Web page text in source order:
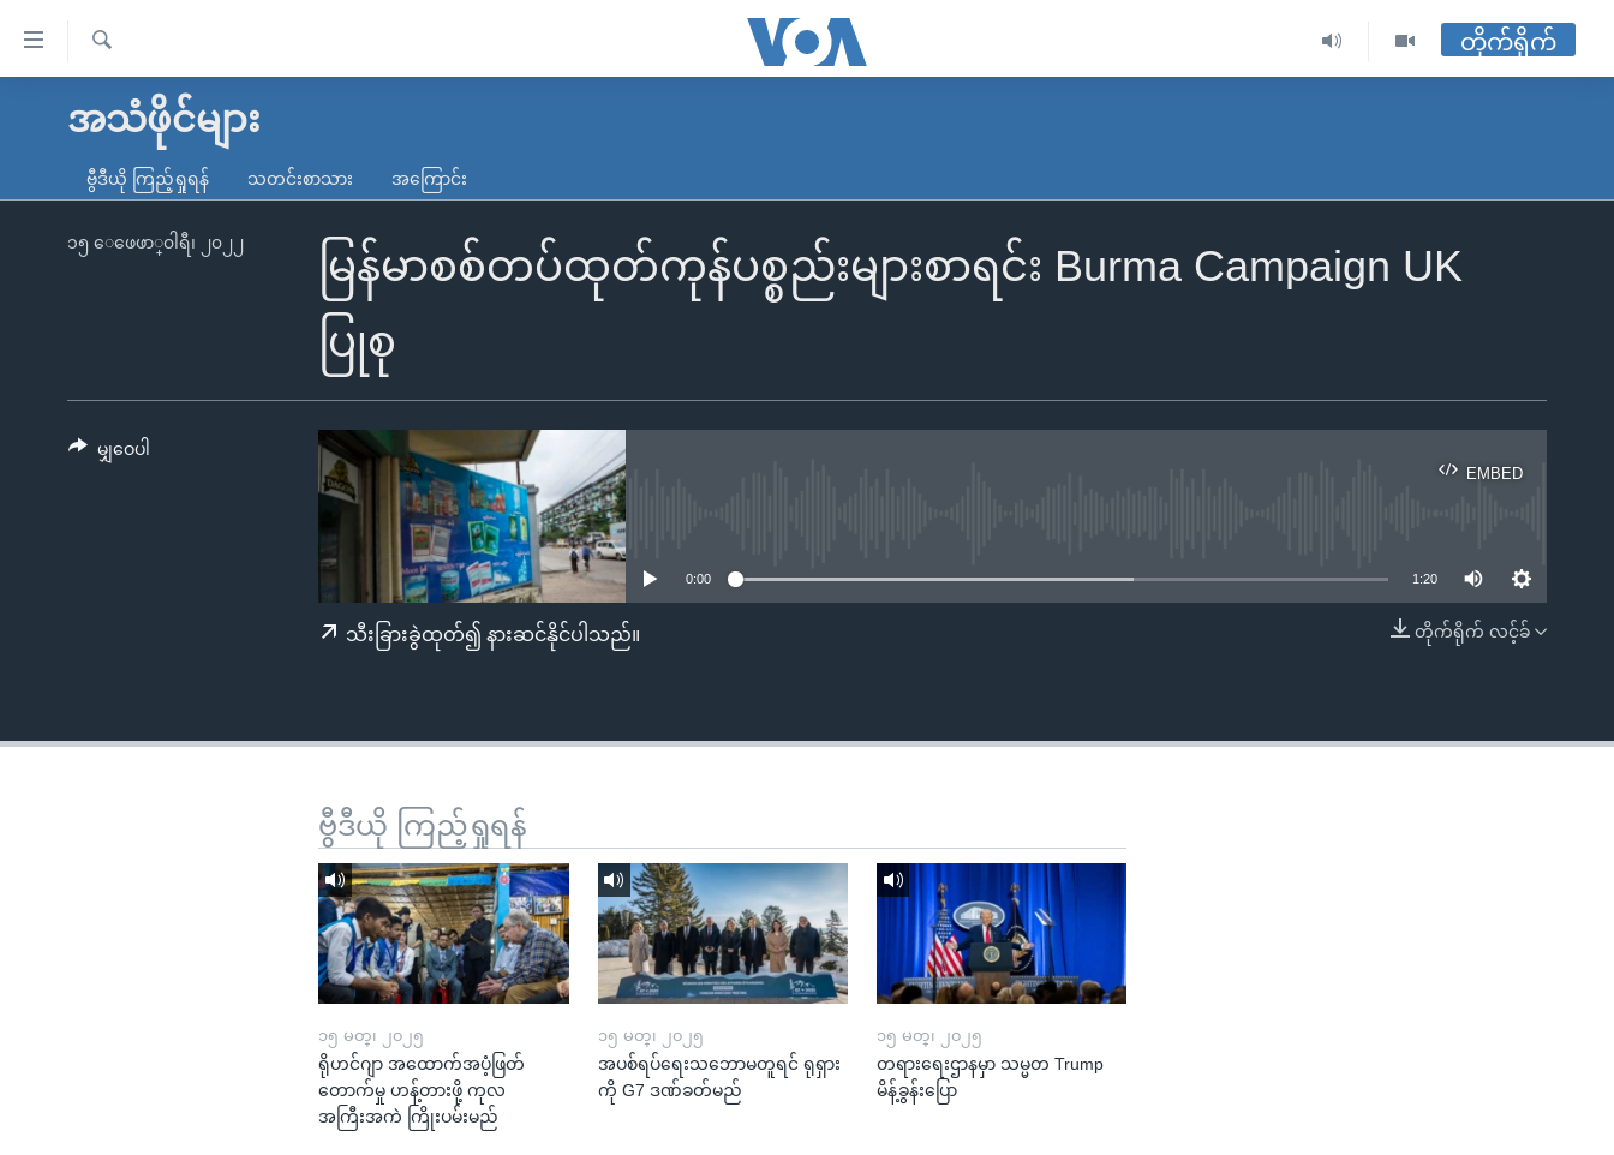
လွယ်ကူ
သည့်
ရန်
မူလစာမျက်နှာ
ကမ္ဘာ့သတင်းများ
နိုင်ငံတကာ
မကြေးမုံရဲ့ အင်္ဂလိပ်စာ
ရေဒီယို
ရေဒီယိုနှင့်ရုပ်သံ အချက်အလက်များ
ရ
တိုက်ရိုက်
အသံဖိုင်များ
ဗွီဒီယို ကြည့်ရှုရန် သတင်းစာသား အကြောင်း
မြန်မာစစ်တပ်ထုတ်ကုန်ပစ္စည်းများစာရင်း Burma Campaign UK
ပြုစု
၁၅ ေဖေဖာ္၀ါရီ၊ ၂၀၂၂
EMBED
EMBED
0:00 1:20
တိုက်ရိုက် လင့်ခ်
သီးခြားခွဲထုတ်၍ နားဆင်နိုင်ပါသည်။
မျှဝေပါ
ဗွီဒီယို ကြည့်ရှုရန်
၁၅ မတ္၊ ၂၀၂၅
ရိုဟင်ဂျာ အထောက်အပံ့ဖြတ်
တောက်မှု ဟန့်တားဖို့ ကုလ
အကြီးအကဲ ကြိုးပမ်းမည်
၁၅ မတ္၊ ၂၀၂၅
အပစ်ရပ်ရေးသဘောမတူရင် ရုရှား
ကို G7 ဒဏ်ခတ်မည်
၁၅ မတ္၊ ၂၀၂၅
တရားရေးဌာနမှာ သမ္မတ Trump
မိန့်ခွန်းပြော